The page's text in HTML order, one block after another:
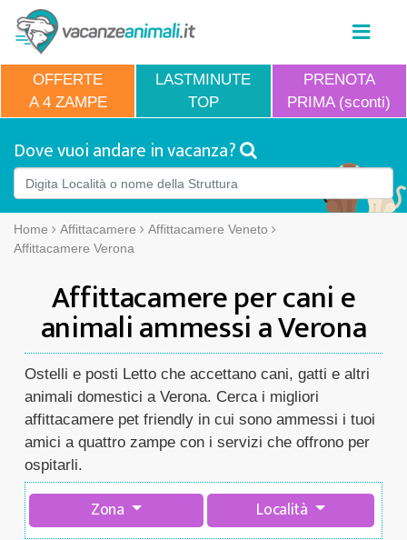
OFFERTE
A 4 ZAMPE
LASTMINUTE
TOP
PRENOTA
PRIMA (sconti)
Dove vuoi andare in vacanza?
Home Affittacamere
Affittacamere Veneto
Affittacamere Verona
Affittacamere per cani e
animali ammessi a Verona
Ostelli e posti Letto che accettano cani, gatti e altri
animali domestici a Verona. Cerca i migliori
affittacamere pet friendly in cui sono ammessi i tuoi
amici a quattro zampe con i servizi che offrono per
ospitarli.
Zona Località